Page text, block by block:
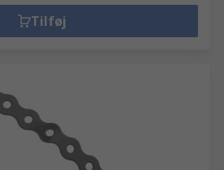
Tilføj